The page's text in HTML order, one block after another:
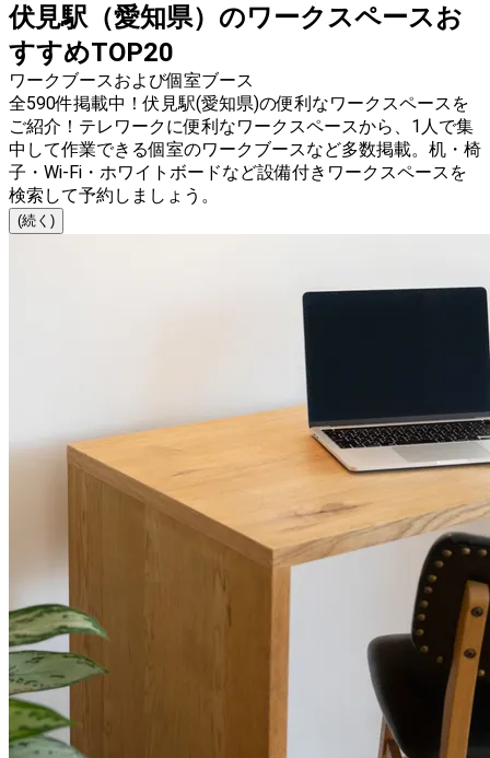
伏見駅（愛知県）のワークスペースお
すすめTOP20
ワークブースおよび個室ブース
全590件掲載中！伏見駅(愛知県)の便利なワークスペースを
ご紹介！テレワークに便利なワークスペースから、1人で集
中して作業できる個室のワークブースなど多数掲載。机・椅
子・Wi-Fi・ホワイトボードなど設備付きワークスペースを
検索して予約しましょう。
(続く)